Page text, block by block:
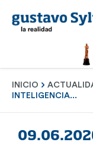
INICIO
INTELIGENCIA...